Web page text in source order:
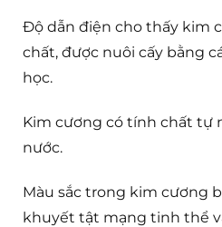
Độ dẫn điện cho thấy kim
chất, được nuôi cấy bằng
học.
Kim cương có tính chất tự
nước.
Màu sắc trong kim cương
khuyết tật mạng tinh thể